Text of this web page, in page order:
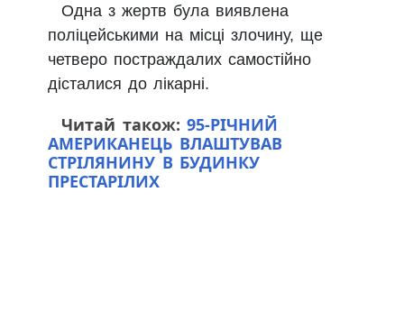
Одна з жертв була виявлена
поліцейськими на місці злочину, ще
четверо постраждалих самостійно
дісталися до лікарні.
Читай також:95-РІЧНИЙ
АМЕРИКАНЕЦЬ ВЛАШТУВАВ
СТРІЛЯНИНУ В БУДИНКУ
ПРЕСТАРІЛИХ